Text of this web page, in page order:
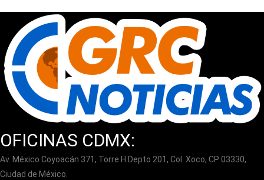
OFICINAS CDMX:
Av. México Coyoacán 371, Torre H Depto 201, Col. Xoco, CP 03330,
Ciudad de México.